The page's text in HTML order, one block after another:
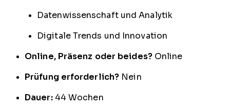
Datenwissenschaft und Analytik
Digitale Trends und Innovation
Online, Präsenz oder beides?Online
Prüfung erforderlich? Nein
Dauer:44 Wochen